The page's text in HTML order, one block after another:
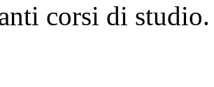
corsi di